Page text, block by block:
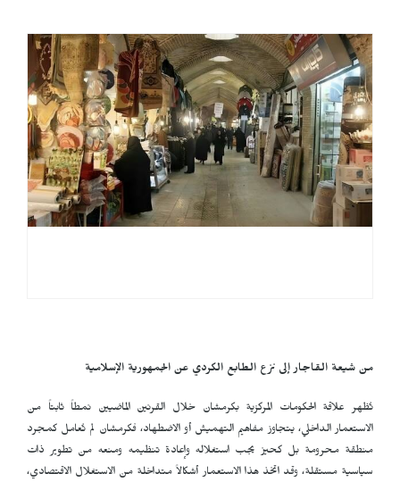
من شيعة القاجار إلى نزع الطابع الكردي عن الجمهورية الإسلامية
تُظهر علاقة الحكومات المركزية بكرمشان خلال القرنين الماضيين نمطاً ثابتاً من
الاستعمار الداخلي، يتجاوز مفاهيم التهميش أو الاضطهاد، فكرمشان لم تُعامل كمجرد
منطقة محرومة بل كحيز يجب استغلاله وإعادة تنظيمه ومنعه من تطوير ذات
سياسية مستقلة، وقد اتخذ هذا الاستعمار أشكالاً متداخلة من الاستغلال الاقتصادي،